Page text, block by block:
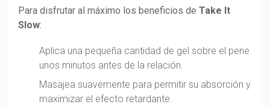
Para disfrutar al máximo los beneficios de Take It
Slow:
Aplica una pequeña cantidad de gel sobre el pene
unos minutos antes de la relación.
Masajea suavemente para permitir su absorción y
maximizar el efecto retardante.